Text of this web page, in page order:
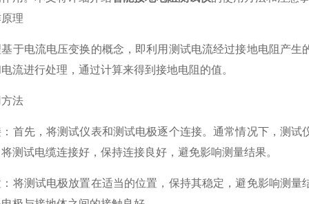
理
电流电压变换的概念，即利用测试电流经过接地电阻产生
流进行处理，通过计算来得到接地电阻的值。
法
先，将测试仪表和测试电极逐个连接。通常情况下，测试
测试电缆连接好，保持连接良好，避免影响测量结果。
测试电极放置在适当的位置，保持其稳定，避免影响测量